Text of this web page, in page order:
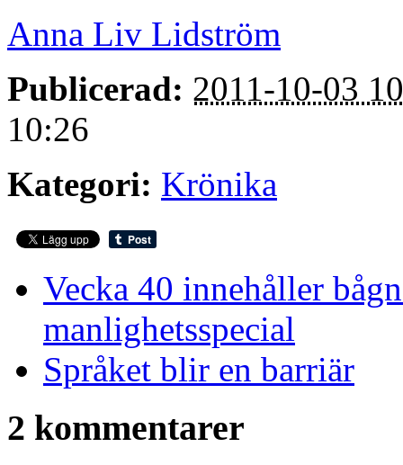
Anna Liv Lidström
Publicerad: 2011-10-03
10:26
Kategori: Krönika
Vecka 40 innehåller
manlighetsspecial
Språket blir en barriär
2 kommentarer